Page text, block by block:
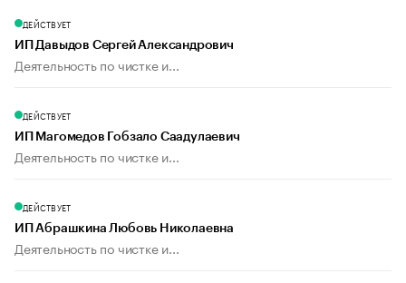
ДЕЙСТВУЕТ
ИП Давыдов Сергей Александрович
Деятельность по чистке и...
ДЕЙСТВУЕТ
ИП Магомедов Гобзало Саадулаевич
Деятельность по чистке и...
ДЕЙСТВУЕТ
ИП Абрашкина Любовь Николаевна
Деятельность по чистке и...